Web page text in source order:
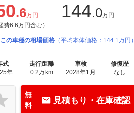
.6万円
費6.6万円含む）
144.0万円
この車種の相場価格 （平均本体価格：144.1万円）
式
年
走行距離
0.2万km
車検
2028年1月
修復歴
なし
無
料
見積もり・在庫確認